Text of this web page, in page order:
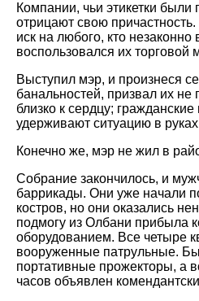
Компании, чьи этикетки
отрицают свою
иск на любого, кто незаконно
воспользовался их торговой
Выступил мэр, и произнеся
банальностей, призвал их
близко к сердцу; гражданские
удерживают ситуацию в
Конечно же, мэр не жил в
Собрание закончилось, и
баррикады. Они уже начали
костров, но они оказались
подмогу из Олбани прибыла
оборудованием. Все четыре
вооруженные патрульные.
портативные прожекторы, а
часов объявлен